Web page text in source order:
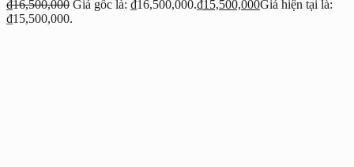
₫16,500,000 Giá gốc là: ₫16,500,000.₫15,500,000Giá hiện tại là:
₫15,500,000.